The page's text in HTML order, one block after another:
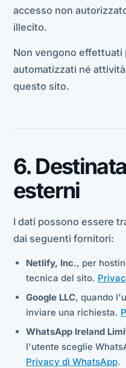
accesso non
illecito.
Non vengono effettuati
automatizzati né
questo sito.
6.
esterni
I dati possono essere
dai seguenti fornitori:
Netlify, Inc., per
tecnica del sito.
Google LLC, quando
inviare una richiesta.
WhatsApp Ireland
l'utente sceglie
Privacy di WhatsApp.